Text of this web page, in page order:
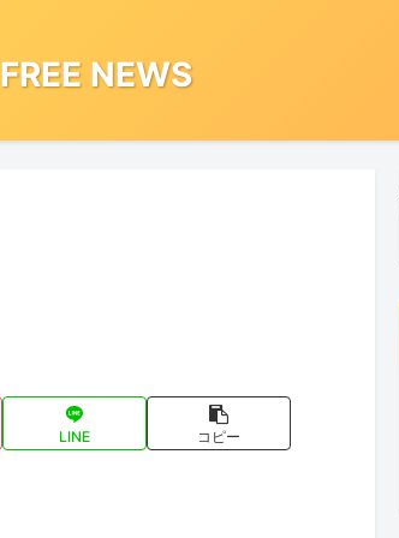
FREE NEWS
LINE コピー